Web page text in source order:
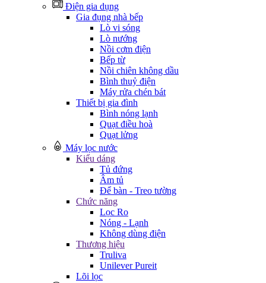
Điện gia dụng
Gia đụng nhà bếp
Lò vi sóng
Lò nướng
Nồi cơm điện
Bếp từ
Nồi chiên không dầu
Bình thuỷ điện
Máy rửa chén bát
Thiết bị gia đình
Bình nóng lạnh
Quạt điều hoà
Quạt lửng
Máy lọc nước
Kiểu dáng
Tủ đứng
Âm tủ
Để bàn - Treo tường
Chức năng
Lọc Ro
Nóng - Lạnh
Không dùng điện
Thương hiệu
Truliva
Unilever Pureit
Lõi lọc